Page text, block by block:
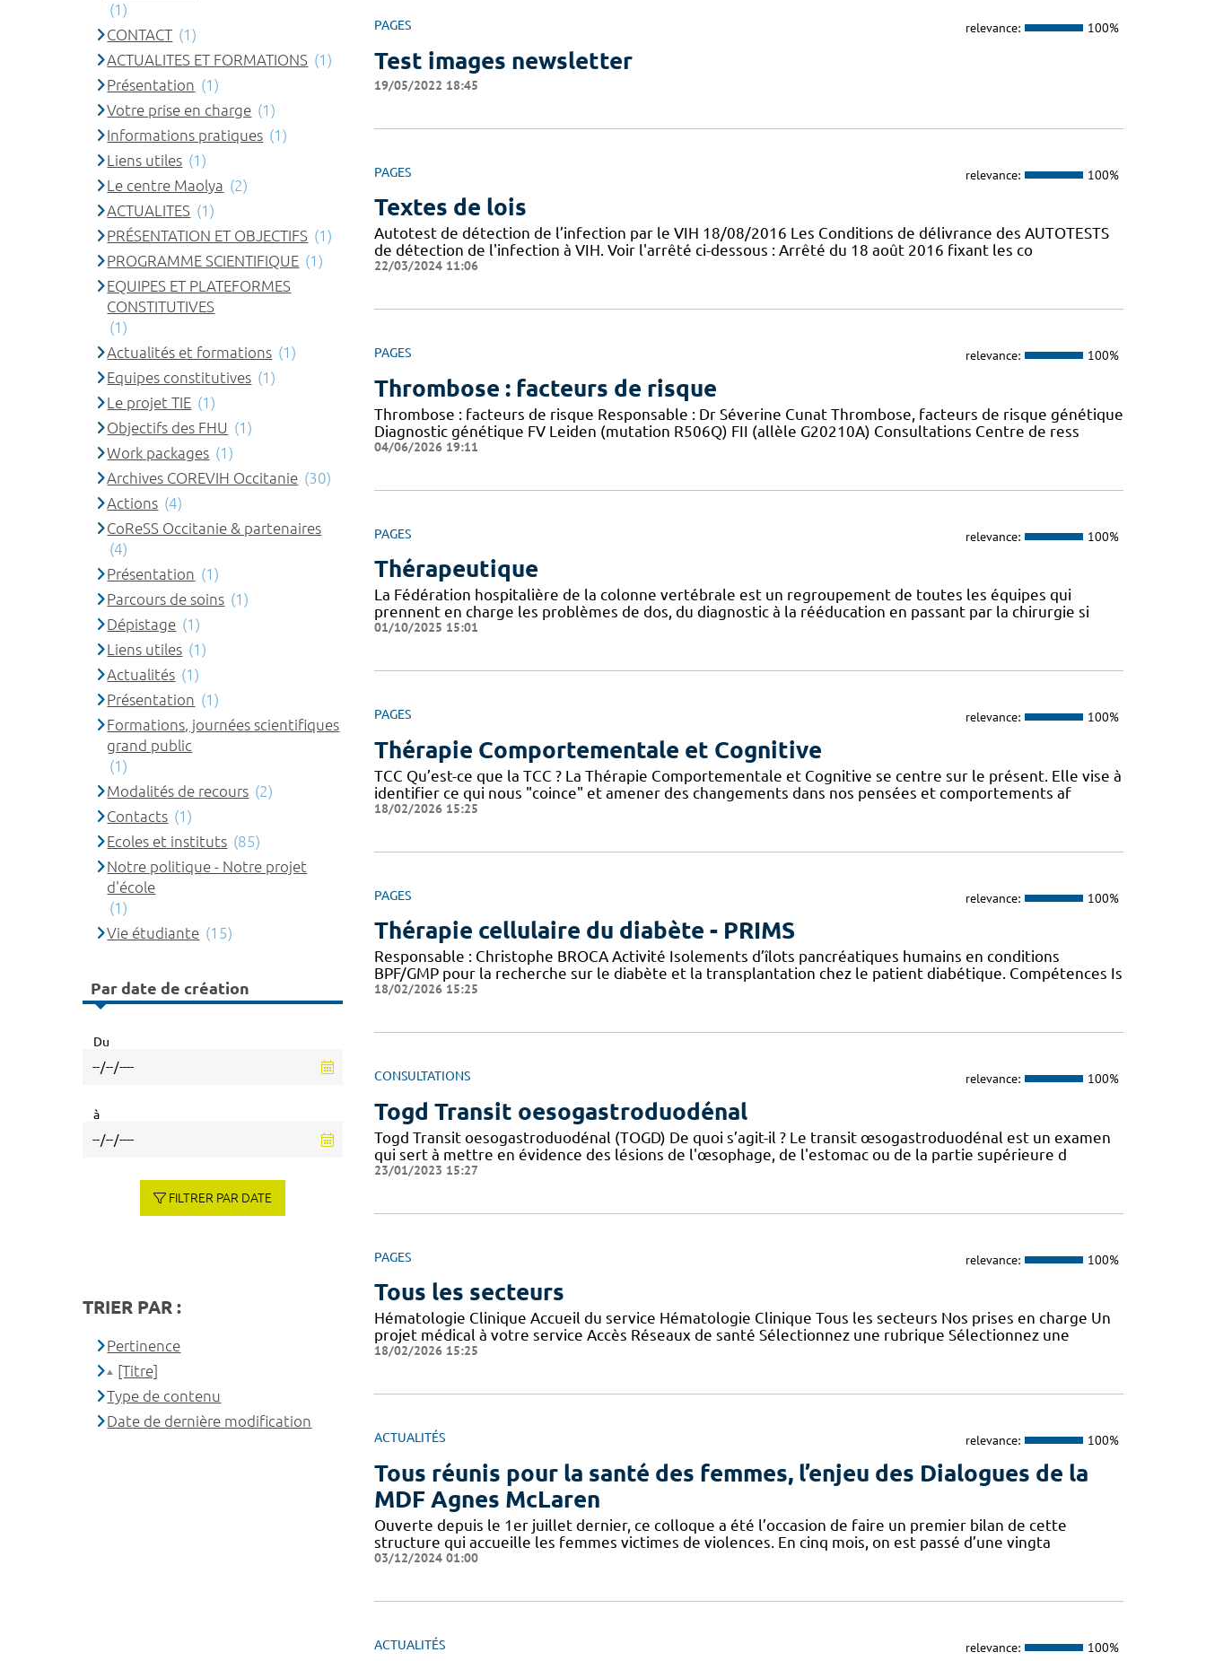
PAGES relevance: 100%
Test images newsletter
19/05/2022 18:45
PAGES relevance: 100%
Textes de lois
Autotest de détection de l’infection par le VIH 18/08/2016 Les Conditions de délivrance des AUTOTESTS
de détection de l'infection à VIH. Voir l'arrêté ci-dessous : Arrêté du 18 août 2016 fixant les co
22/03/2024 11:06
PAGES relevance: 100%
Thrombose : facteurs de risque
Thrombose : facteurs de risque Responsable : Dr Séverine Cunat Thrombose, facteurs de risque génétique
Diagnostic génétique FV Leiden (mutation R506Q) FII (allèle G20210A) Consultations Centre de ress
04/06/2026 19:11
PAGES relevance: 100%
Thérapeutique
La Fédération hospitalière de la colonne vertébrale est un regroupement de toutes les équipes qui
prennent en charge les problèmes de dos, du diagnostic à la rééducation en passant par la chirurgie si
01/10/2025 15:01
PAGES relevance: 100%
Thérapie Comportementale et Cognitive
TCC Qu’est-ce que la TCC ? La Thérapie Comportementale et Cognitive se centre sur le présent. Elle vise à
identifier ce qui nous "coince" et amener des changements dans nos pensées et comportements af
18/02/2026 15:25
PAGES relevance: 100%
Thérapie cellulaire du diabète - PRIMS
Responsable : Christophe BROCA Activité Isolements d’îlots pancréatiques humains en conditions
BPF/GMP pour la recherche sur le diabète et la transplantation chez le patient diabétique. Compétences Is
18/02/2026 15:25
CONSULTATIONS relevance: 100%
Togd Transit oesogastroduodénal
Togd Transit oesogastroduodénal (TOGD) De quoi s’agit-il ? Le transit œsogastroduodénal est un examen
qui sert à mettre en évidence des lésions de l'œsophage, de l'estomac ou de la partie supérieure d
23/01/2023 15:27
PAGES relevance: 100%
Tous les secteurs
Hématologie Clinique Accueil du service Hématologie Clinique Tous les secteurs Nos prises en charge Un
projet médical à votre service Accès Réseaux de santé Sélectionnez une rubrique Sélectionnez une
18/02/2026 15:25
ACTUALITÉS relevance: 100%
Tous réunis pour la santé des femmes, l’enjeu des Dialogues de la
MDF Agnes McLaren
Ouverte depuis le 1er juillet dernier, ce colloque a été l’occasion de faire un premier bilan de cette
structure qui accueille les femmes victimes de violences. En cinq mois, on est passé d’une vingta
03/12/2024 01:00
ACTUALITÉS relevance: 100%
(1)
CONTACT (1)
ACTUALITES ET FORMATIONS (1)
Présentation (1)
Votre prise en charge (1)
Informations pratiques (1)
Liens utiles (1)
Le centre Maolya (2)
ACTUALITES (1)
PRÉSENTATION ET OBJECTIFS (1)
PROGRAMME SCIENTIFIQUE (1)
EQUIPES ET PLATEFORMES
CONSTITUTIVES
(1)
Actualités et formations (1)
Equipes constitutives (1)
Le projet TIE (1)
Objectifs des FHU (1)
Work packages (1)
Archives COREVIH Occitanie (30)
Actions (4)
CoReSS Occitanie & partenaires
(4)
Présentation (1)
Parcours de soins (1)
Dépistage (1)
Liens utiles (1)
Actualités (1)
Présentation (1)
Formations, journées scientifiques
grand public
(1)
Modalités de recours (2)
Contacts (1)
Ecoles et instituts (85)
Notre politique - Notre projet
d'école
(1)
Vie étudiante (15)
Par date de création
Du
à
FILTRER PAR DATE
TRIER PAR :
Pertinence
[Titre]
Type de contenu
Date de dernière modification